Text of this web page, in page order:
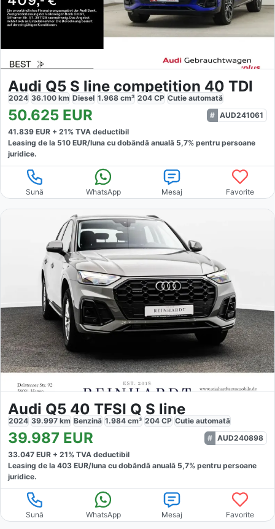
Audi Q5 S line competition 40 TDI
2024 36.100 km Diesel 1.968 cm³ 204 CP Cutie automată
50.625 EUR
AUD241061
41.839 EUR + 21% TVA deductibil
Leasing de la 510 EUR/luna cu dobăndă anuală 5,7% pentru persoane
juridice.
Sună WhatsApp Mesaj Favorite
Audi Q5 40 TFSI Q S line
2024 39.997 km Benzină 1.984 cm³ 204 CP Cutie automată
39.987 EUR
AUD240898
33.047 EUR + 21% TVA deductibil
Leasing de la 403 EUR/luna cu dobăndă anuală 5,7% pentru persoane
juridice.
Sună WhatsApp Mesaj Favorite